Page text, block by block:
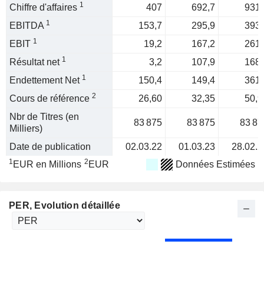
Chiffre d'affaires 1 407 692,7
EBITDA 1 153,7 295,9
EBIT 1 19,2 167,2
Résultat net 1 3,2 107,9
Endettement Net 1 150,4 149,4
Cours de référence 2 26,60 32,35
Nbr de Titres (en
Milliers)
83 875 83 875 83
Date de publication 02.03.22 01.03.23
1 EUR en Millions 2 EUR Données Estimées
PER, Evolution détaillée